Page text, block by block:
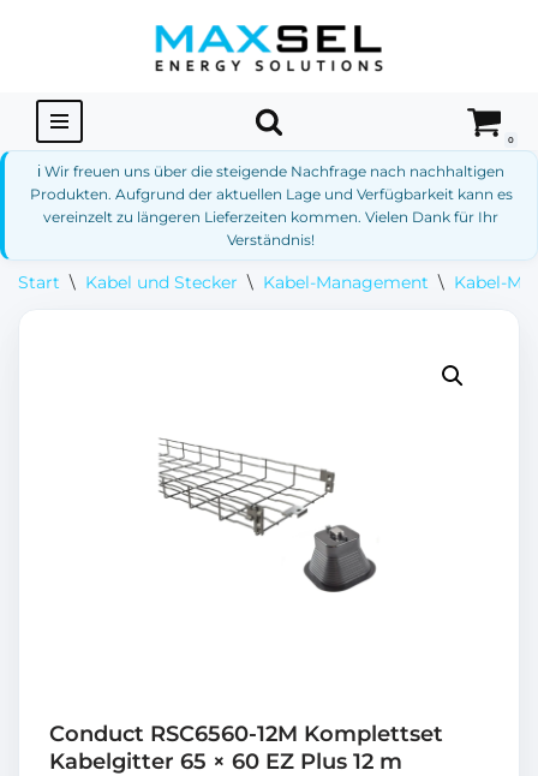
springen
0
ℹ️ Wir freuen uns über die steigende Nachfrage nach nachhaltigen
Produkten. Aufgrund der aktuellen Lage und Verfügbarkeit kann es
vereinzelt zu längeren Lieferzeiten kommen. Vielen Dank für Ihr
Verständnis!
Start \ Kabel und Stecker \ Kabel-Management \ Kabel-
Conduct RSC6560-12M Komplettset
Kabelgitter 65 × 60 EZ Plus 12 m